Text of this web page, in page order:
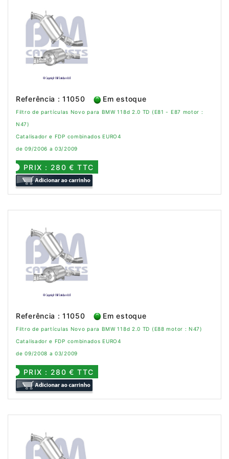
Referência : 11050 Em estoque
Filtro de partículas Novo para BMW 118d 2.0 TD (E81 - E87 motor :
N47)
Catalisador e FDP combinados EURO4
de 09/2006 a 03/2009
PRIX : 280 € TTC
Referência : 11050 Em estoque
Filtro de partículas Novo para BMW 118d 2.0 TD (E88 motor : N47)
Catalisador e FDP combinados EURO4
de 09/2008 a 03/2009
PRIX : 280 € TTC